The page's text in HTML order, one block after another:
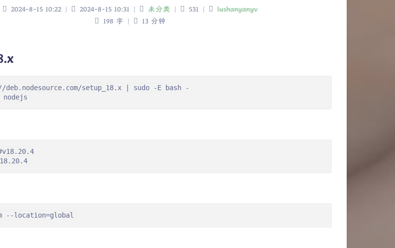
2024-8-15 10:22 | 2024-8-15 10:31 | 未分类 | 531 |
lushanyanyv
198 字 | 13 分钟
setup_18.x | sudo -E bash -
--location=global